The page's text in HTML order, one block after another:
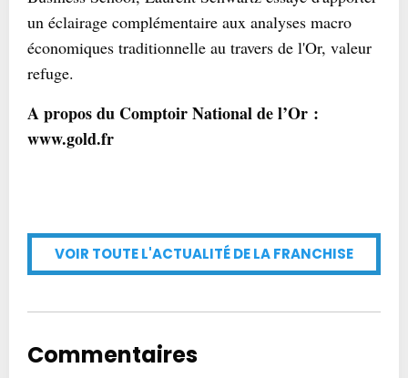
un éclairage complémentaire aux analyses macro
économiques traditionnelle au travers de l'Or, valeur
refuge.
A propos du Comptoir National de l’Or :
www.gold.fr
VOIR TOUTE L'ACTUALITÉ DE LA FRANCHISE
Commentaires